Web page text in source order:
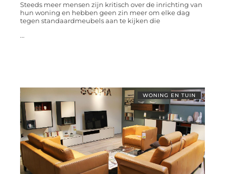
Steeds meer mensen zijn kritisch over de inrichting van
hun woning en hebben geen zin meer om elke dag
tegen standaardmeubels aan te kijken die
...
WONING EN TUIN